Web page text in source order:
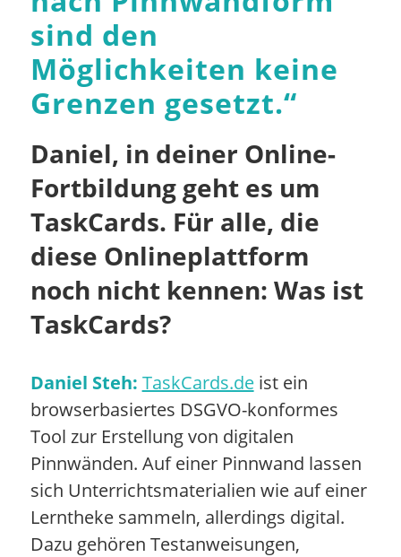
sind den
Möglichkeiten keine
Grenzen gesetzt.“
Daniel, in deiner Online-
Fortbildung geht es um
TaskCards. Für alle, die
diese Onlineplattform
noch nicht kennen: Was ist
TaskCards?
Daniel Steh: TaskCards.deist ein
browserbasiertes DSGVO-konformes
Tool zur Erstellung von digitalen
Pinnwänden. Auf einer Pinnwand lassen
sich Unterrichtsmaterialien wie auf einer
Lerntheke sammeln, allerdings digital.
Dazu gehören Testanweisungen,